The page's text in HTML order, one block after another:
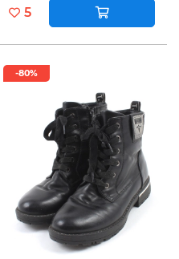
5
-80%